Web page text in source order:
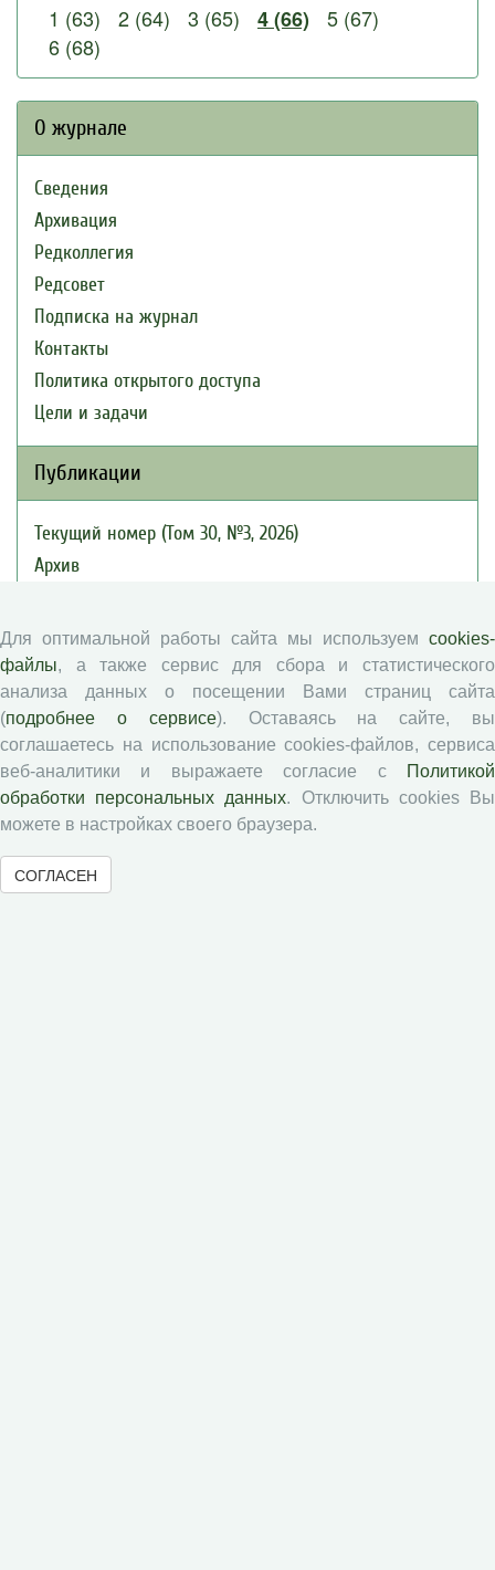
1 (63) 2 (64) 3 (65) 4 (66)
5 (67)
6 (68)
О журнале
Сведения
Архивация
Редколлегия
Редсовет
Подписка на журнал
Контакты
Политика открытого доступа
Цели и задачи
Публикации
Текущий номер (Том 30, №3, 2026)
Архив
Авторы
Статьи
Подборка статей
Авторам
Правила для авторов
Публикационная этика
Для оптимальной работы сайта мы используем cookies-
файлы, а также сервис для сбора и статистического
анализа данных о посещении Вами страниц сайта
(подробнее о сервисе). Оставаясь на сайте, вы
соглашаетесь на использование cookies-файлов, сервиса
веб-аналитики и выражаете согласие с
Политикой
обработки персональных данных. Отключить cookies Вы
можете в настройках своего браузера.
СОГЛАСЕН